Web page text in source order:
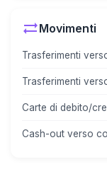
sync_altMovimenti
Trasferimenti
Trasferimenti
Carte di debito/
Cash-out verso